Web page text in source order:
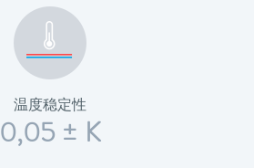
温度稳定性
0,05 ± K